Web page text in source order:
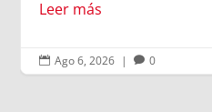
Leer más
 Ago 6, 2026 |  0